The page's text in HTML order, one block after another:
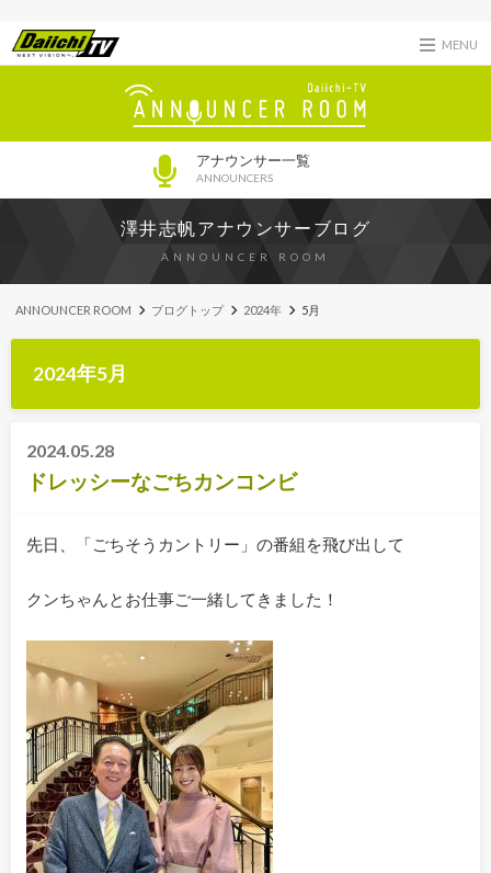
MENU
アナウンサー一覧
ANNOUNCERS
澤井志帆アナウンサーブログ
ANNOUNCER ROOM
ANNOUNCER ROOM ブログトップ 2024年 5月
2024年5月
2024.05.28
ドレッシーなごちカンコンビ
先日、「ごちそうカントリー」の番組を飛び出して
クンちゃんとお仕事ご一緒してきました！